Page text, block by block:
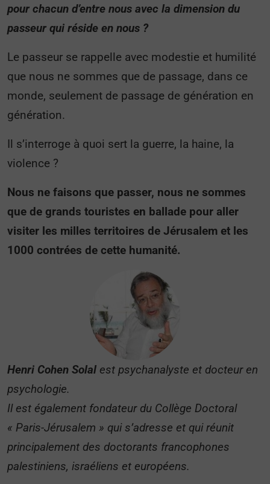
pour chacun d’entre nous avec la dimension du
passeur qui réside en nous ?
Le passeur se rappelle avec modestie et humilité
que nous ne sommes que de passage, dans ce
monde, seulement de passage de génération en
génération.
Il s’interroge à quoi sert la guerre, la haine, la
violence ?
Nous ne faisons que passer, nous ne sommes
que de grands touristes en ballade pour aller
visiter les milles territoires de Jérusalem et les
1000 contrées de cette humanité.
Henri Cohen Solal est psychanalyste et docteur en
psychologie.
Il est également fondateur du Collège Doctoral
« Paris-Jérusalem » qui s’adresse et qui réunit
principalement des doctorants francophones
palestiniens, israéliens et européens.